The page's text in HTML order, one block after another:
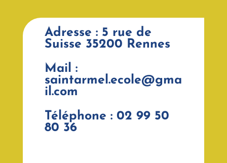
Adresse : 5 rue de
Suisse 35200 Rennes
Mail :
saintarmel.ecole@gma
il.com
Téléphone : 02 99 50
80 36